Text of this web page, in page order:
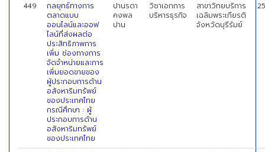
449
กลยุทธ์ทางการ
ตลาดแบบ
ออนไลน์และออฟ
ไลน์ที่ส่งผลต่อ
ประสิทธิภาพการ
เพิ่ม ช่องทางการ
จัดจำหน่ายและการ
เพิ่มยอดขายของ
ผู้ประกอบการด้าน
อสังหาริมทรัพย์
ของประเทศไทย
กรณีศึกษา : ผู้
ประกอบการด้าน
อสังหาริมทรัพย์
ของประเทศไทย
ปานรดา
คงพล
ปาน
วิชาเอกการ
บริหารธุรกิจ
สาขาวิทยบริการ
เฉลิมพระเกียรติ
จังหวัดบุรีรัมย์